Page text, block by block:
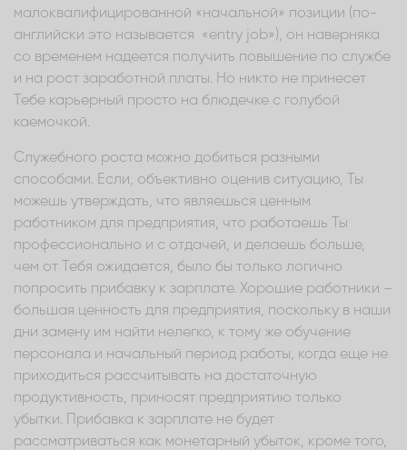
малоквалифицированной «начальной» позиции (по-
английски это называется «entry job»), он наверняка
со временем надеется получить повышение по службе
и на рост заработной платы. Но никто не принесет
Тебе карьерный просто на блюдечке с голубой
каемочкой.
Служебного роста можно добиться разными
способами. Если, объективно оценив ситуацию, Ты
можешь утверждать, что являешься ценным
работником для предприятия, что работаешь Ты
профессионально и с отдачей, и делаешь больше,
чем от Тебя ожидается, было бы только логично
попросить прибавку к зарплате. Хорошие работники –
большая ценность для предприятия, поскольку в наши
дни замену им найти нелегко, к тому же обучение
персонала и начальный период работы, когда еще не
приходиться рассчитывать на достаточную
продуктивность, приносят предприятию только
убытки. Прибавка к зарплате не будет
рассматриваться как монетарный убыток, кроме того,